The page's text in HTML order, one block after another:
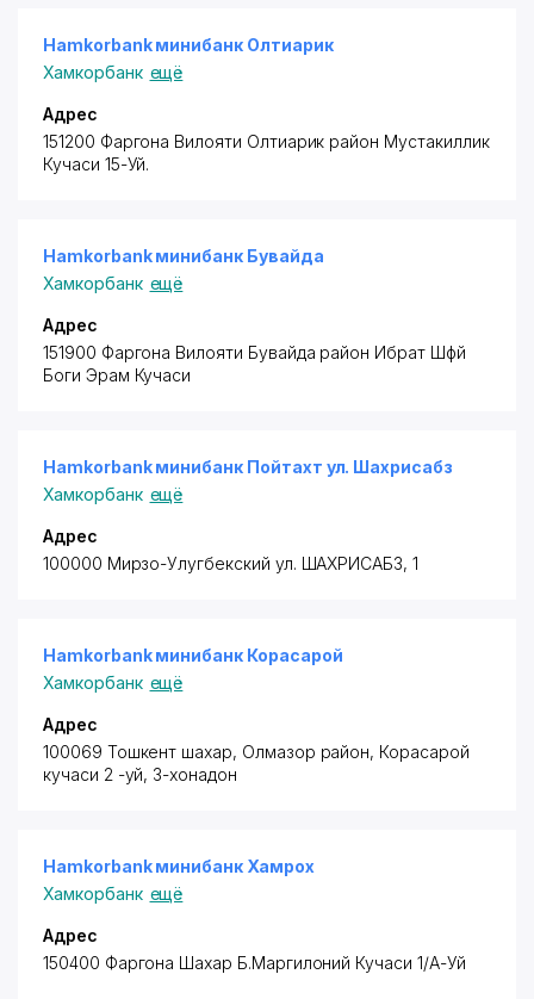
Hamkorbank минибанк Олтиарик
Хамкорбанк ещё
Адрес
151200 Фаргона Вилояти Олтиарик район Мустакиллик
Кучаси 15-Уй.
Hamkorbank минибанк Бувайда
Хамкорбанк ещё
Адрес
151900 Фаргона Вилояти Бувайда район Ибрат Шфй
Боги Эрам Кучаси
Hamkorbank минибанк Пойтахт ул. Шахрисабз
Хамкорбанк ещё
Адрес
100000 Мирзо-Улугбекский ул. ШАХРИСАБЗ, 1
Hamkorbank минибанк Корасарой
Хамкорбанк ещё
Адрес
100069 Тошкент шахар, Олмазор район, Корасарой
кучаси 2 -уй, 3-хонадон
Hamkorbank минибанк Хамрох
Хамкорбанк ещё
Адрес
150400 Фаргона Шахар Б.Маргилоний Кучаси 1/А-Уй